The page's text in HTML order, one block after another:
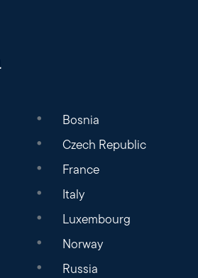
Bosnia
Czech Republic
France
Italy
Luxembourg
Norway
Russia